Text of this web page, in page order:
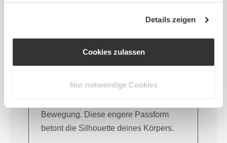
Details zeigen
Cookies zulassen
Nur notwendige Cookies
Bewegung. Diese engere Passform
betont die Silhouette deines Körpers.